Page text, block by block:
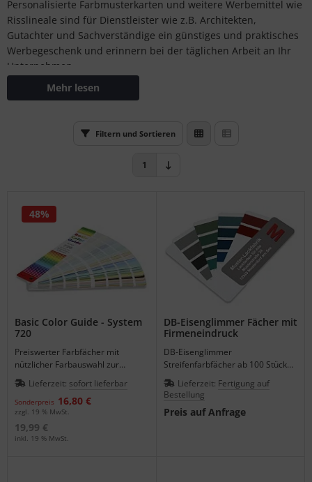
Personalisierte Farbmusterkarten und weitere Werbemittel wie
Risslineale sind für Dienstleister wie z.B. Architekten,
Gutachter und Sachverständige ein günstiges und praktisches
Werbegeschenk und erinnern bei der täglichen Arbeit an Ihr
Unternehmen.
Personalisierte Farbfächer sind ein beliebtes Werbemittel, wir
beraten Sie gerne zu den erforderlichen Druckdaten.
Mehr lesen
Filtern und Sortieren
1
Basic Color Guide - System
720
Preiswerter Farbfächer mit
nützlicher Farbauswahl zur
Kundenberatung,
Entscheidungsfindung als
Kundengeschenk oder für den
Musterkoffer.
Lieferzeit: sofort lieferbar
Sonderpreis 16,80 €
48%
zzgl. 19 % MwSt.
19,99 €
inkl. 19 % MwSt.
DB-Eisenglimmer Fächer mit
Firmeneindruck
DB-Eisenglimmer
Streifenfarbfächer ab 100 Stück
als günstiges Werbemittel mit
Ihrem Firmeneindruck gestalten.
Lieferzeit: Fertigung auf
Bestellung
Preis auf Anfrage
& Effekt
Farbkarten
Farben
Übungsmaterial
(Natural Colour System)